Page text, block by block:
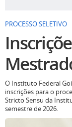
PROCESSO SELETIVO
O Instituto Federal
inscrições para o
Stricto Sensu da
semestre de 2026.